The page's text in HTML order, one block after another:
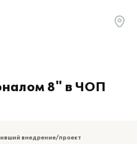
8" в ЧОП
внедрение/проект